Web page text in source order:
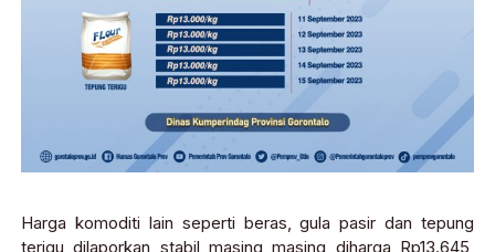
Harga komoditi lain seperti beras, gula pasir dan tepung
terigu dilaporkan stabil masing masing diharga Rp13.645,